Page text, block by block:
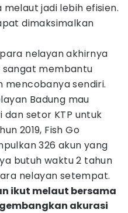
jadi lebih efisien.
dimaksimalkan
nelayan akhirnya
sangat membantu
sendiri.
Badung mau
setor KTP untuk
2019, Fish Go
326 akun yang
butuh waktu 2 tahun
nelayan setempat.
ikut melaut bersama
akurasi